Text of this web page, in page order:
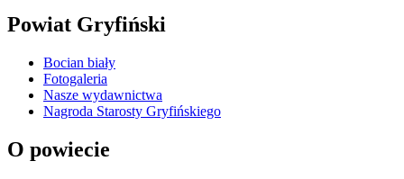
Powiat Gryfiński
Bocian biały
Fotogaleria
Nasze wydawnictwa
Nagroda Starosty Gryfińskiego
O powiecie